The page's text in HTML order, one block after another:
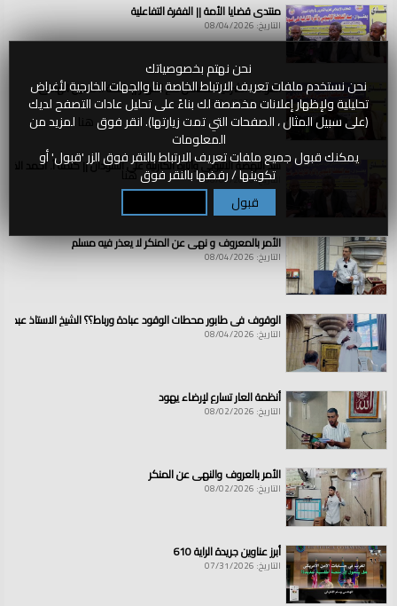
نحن نهتم بخصوصياتك
نحن نستخدم ملفات تعريف الارتباط الخاصة بنا والجهات الخارجية لأغراض
تحليلية ولإظهار إعلانات مخصصة لك بناءً على تحليل عادات التصفح لديك
(على سبيل المثال ، الصفحات التي تمت زيارتها). انقر فوق لمزيد من
المعلومات
يمكنك قبول جميع ملفات تعريف الارتباط بالنقر فوق الزر 'قبول' أو
تكوينها / رفضها بالنقر فوق
قبول
منتدى قضايا الأمة || الفقرة التفاعلية
التاريخ: 08/04/2026
القواعد الشرعية للتعامل مع الأنهار || كلمة أ. حسين الهادي
التاريخ: 08/04/2026
سد النهضة الاثيوبي وآثاره الكارثية على السودان || كلمة أ. أحمد
التاريخ: 08/04/2026
الأمر بالمعروف و نهي عن المنكر لا يعذر فيه مسلم
التاريخ: 08/04/2026
الوقوف في طابور محطات الوقود عبادة ورباط؟؟ الشيخ الاستاذ عبد
التاريخ: 08/04/2026
أنظمة العار تسارع لإرضاء يهود
التاريخ: 08/02/2026
الأمر بالعروف والنهي عن المنكر
التاريخ: 08/02/2026
أبرز عناوين جريدة الراية 610
التاريخ: 07/31/2026